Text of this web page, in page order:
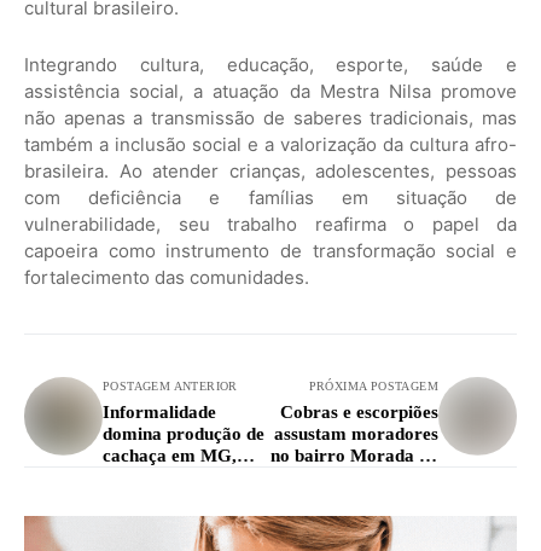
cultural brasileiro.
Integrando cultura, educação, esporte, saúde e
assistência social, a atuação da Mestra Nilsa promove
não apenas a transmissão de saberes tradicionais, mas
também a inclusão social e a valorização da cultura afro-
brasileira. Ao atender crianças, adolescentes, pessoas
com deficiência e famílias em situação de
vulnerabilidade, seu trabalho reafirma o papel da
capoeira como instrumento de transformação social e
fortalecimento das comunidades.
POSTAGEM ANTERIOR
Informalidade
domina produção de
cachaça em MG,
PRÓXIMA POSTAGEM
Cobras e escorpiões
assustam moradores
no bairro Morada do